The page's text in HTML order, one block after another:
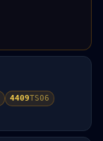
4409TS06